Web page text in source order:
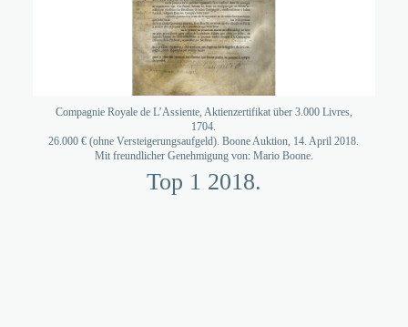
Compagnie Royale de L’Assiente, Aktienzertifikat über 3.000 Livres,
1704.
26.000 € (ohne Versteigerungsaufgeld). Boone Auktion, 14. April 2018.
Mit freundlicher Genehmigung von: Mario Boone.
Top 1 2018.